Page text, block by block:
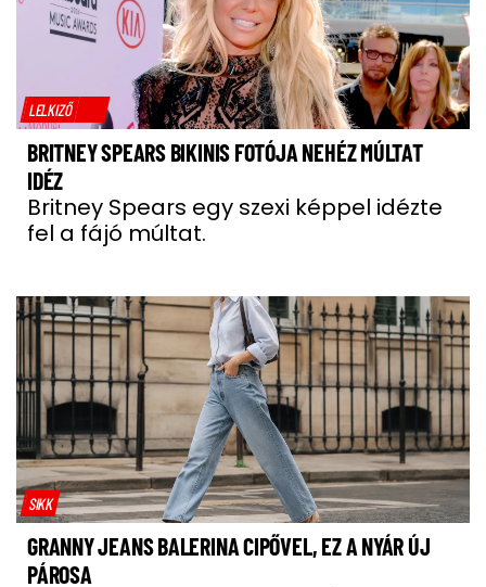
LELKIZŐ
BRITNEY SPEARS BIKINIS FOTÓJA NEHÉZ MÚLTAT
IDÉZ
Britney Spears egy szexi képpel idézte
fel a fájó múltat.
SIKK
GRANNY JEANS BALERINA CIPŐVEL, EZ A NYÁR ÚJ
PÁROSA